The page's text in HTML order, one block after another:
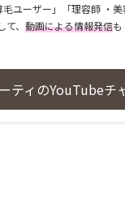
ユーザー」「理容師 ・
、 動画による情報発信
ティのYouTubeチ